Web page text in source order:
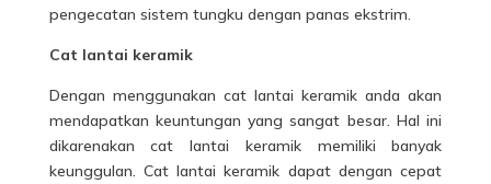
pengecatan sistem tungku dengan panas ekstrim.
Cat lantai keramik
Dengan menggunakan cat lantai keramik anda akan
mendapatkan keuntungan yang sangat besar. Hal ini
dikarenakan cat lantai keramik memiliki banyak
keunggulan. Cat lantai keramik dapat dengan cepat